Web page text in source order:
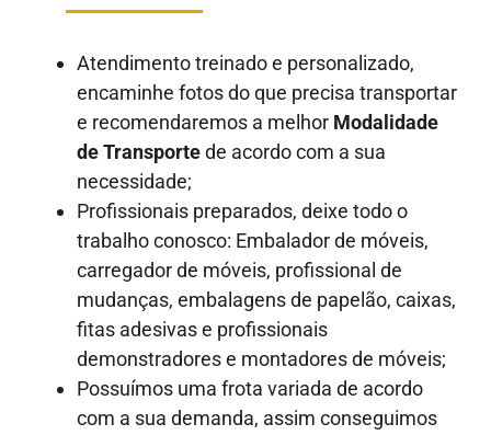
Atendimento treinado e personalizado,
encaminhe fotos do que precisa transportar
e recomendaremos a melhor Modalidade
de Transportede acordo com a sua
necessidade;
Profissionais preparados, deixe todo o
trabalho conosco: Embalador de móveis,
carregador de móveis, profissional de
mudanças, embalagens de papelão, caixas,
fitas adesivas e profissionais
demonstradores e montadores de móveis;
Possuímos uma frota variada de acordo
com a sua demanda, assim conseguimos